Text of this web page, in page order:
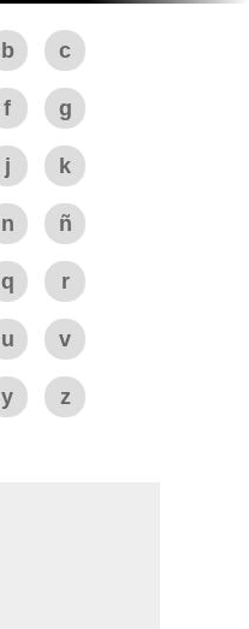
b c
f g
j k
n ñ
q r
u v
y z